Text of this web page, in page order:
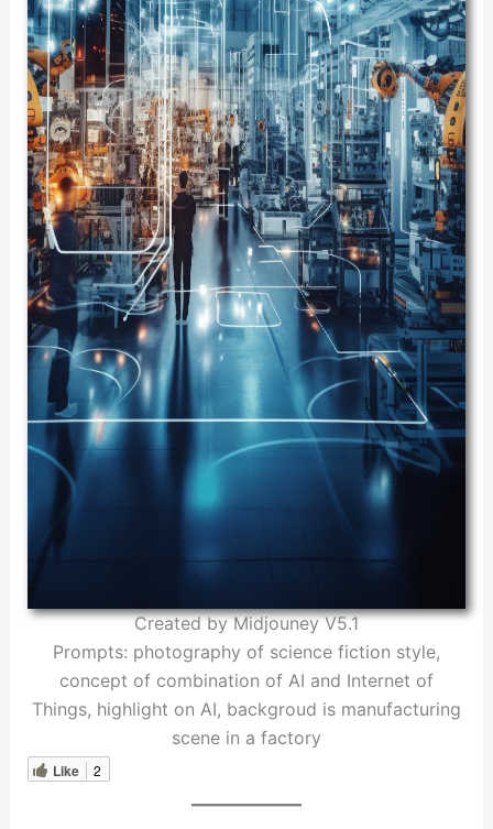
Created by Midjouney V5.1
Prompts: photography of science fiction style,
concept of combination of AI and Internet of
Things, highlight on AI, backgroud is manufacturing
scene in a factory
Like 2